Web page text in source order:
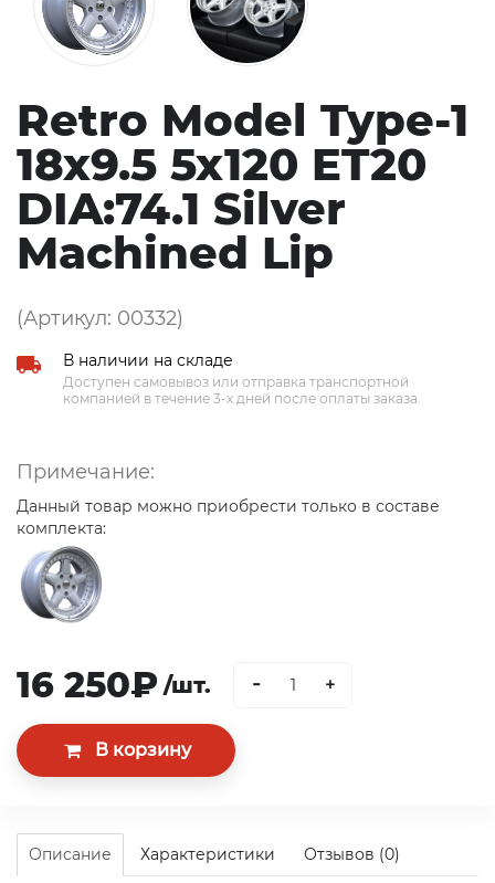
Retro Model Type-1
18x9.5 5x120 ET20
DIA:74.1 Silver
Machined Lip
(Артикул: 00332)
В наличии на складе
Доступен самовывоз или отправка транспортной
компанией в течение 3-х дней после оплаты заказа.
Примечание:
Данный товар можно приобрести только в составе
комплекта:
16 250₽ /шт. - +
Описание Характеристики Отзывов (0)